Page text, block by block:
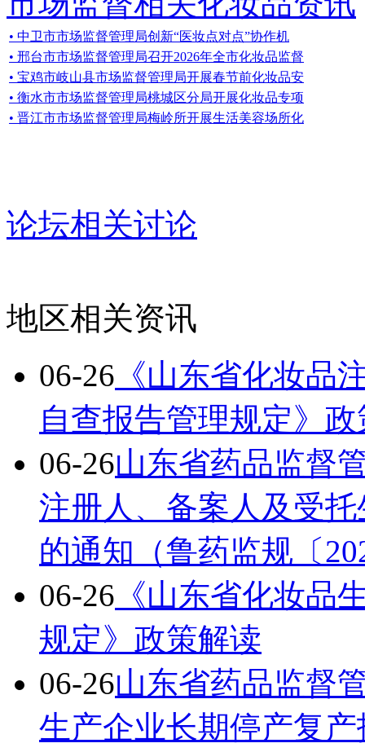
• 中卫市市场监督管理局创新“医妆点对点”协作机
• 邢台市市场监督管理局召开2026年全市化妆品监督
• 宝鸡市岐山县市场监督管理局开展春节前化妆品安
• 衡水市市场监督管理局桃城区分局开展化妆品专项
• 晋江市市场监督管理局梅岭所开展生活美容场所化
论坛相关讨论
地区相关资讯
06-26 《山东省化妆品
自查报告管理规定》
06-26山东省药品监督
注册人、备案人及受
的通知（鲁药监规〔
06-26 《山东省化妆品
规定》政策解读
06-26山东省药品监督
生产企业长期停产复